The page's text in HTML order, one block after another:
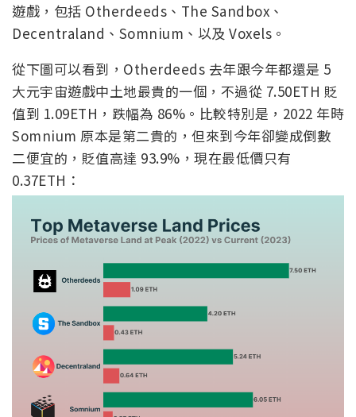
遊戲，包括 Otherdeeds、The Sandbox、
Decentraland、Somnium、以及 Voxels。
從下圖可以看到，Otherdeeds 去年跟今年都還是 5
大元宇宙遊戲中土地最貴的一個，不過從 7.50ETH 貶
值到 1.09ETH，跌幅為 86%。比較特別是，2022 年時
Somnium 原本是第二貴的，但來到今年卻變成倒數
二便宜的，貶值高達 93.9%，現在最低價只有
0.37ETH：